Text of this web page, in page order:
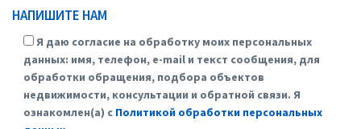
НАПИШИТЕ НАМ
Я даю согласие на обработку моих персональных
данных: имя, телефон, e-mail и текст сообщения, для
обработки обращения, подбора объектов
недвижимости, консультации и обратной связи. Я
ознакомлен(а) с Политикой обработки персональных